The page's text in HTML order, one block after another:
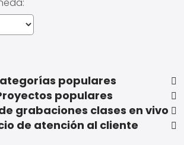
populares
populares
grabaciones clases en vivo
de atención al cliente